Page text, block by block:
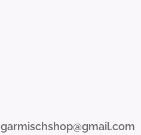
garmischshop@gmail.com